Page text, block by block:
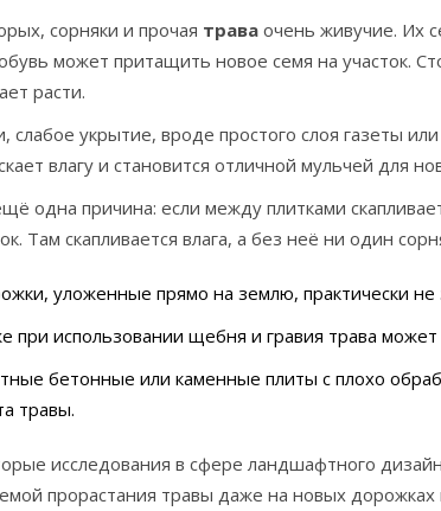
сорняки и прочая трава очень живучие. Их
может притащить новое семя на участок.
расти.
слабое укрытие, вроде простого слоя газеты
влагу и становится отличной мульчей для
одна причина: если между плитками
Там скапливается влага, а без неё ни один
уложенные прямо на землю, практически
при использовании щебня и гравия трава может
бетонные или каменные плиты с плохо
травы.
исследования в сфере ландшафтного
прорастания травы даже на новых дорожках